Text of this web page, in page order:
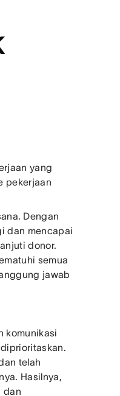
yang
pekerjaan
Dengan
dan mencapai
donor.
semua
jawab
komunikasi
telah
Hasilnya,
dan